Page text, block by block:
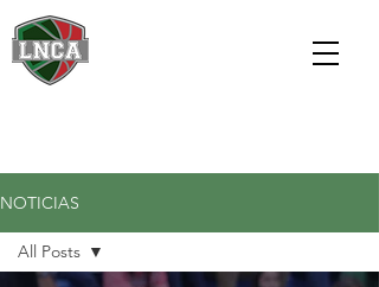
NOTICIAS
All Posts